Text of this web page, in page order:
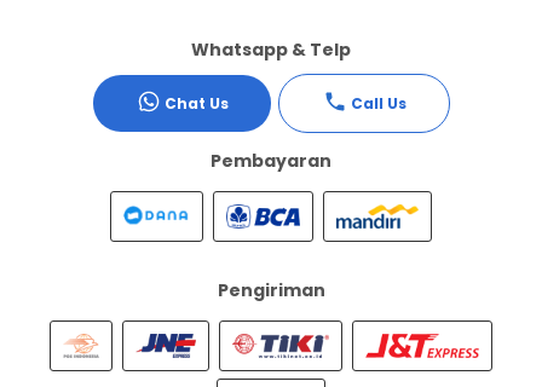
Whatsapp & Telp
Chat Us Call Us
Pembayaran
Pengiriman